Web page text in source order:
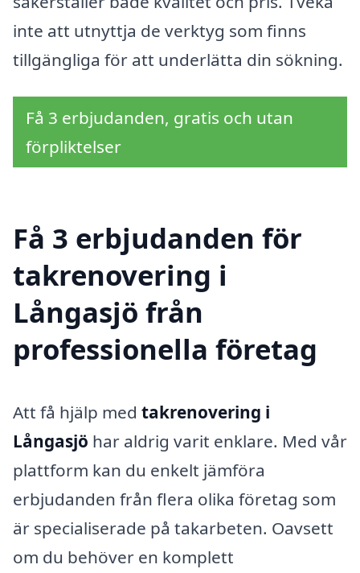
inte att utnyttja de verktyg som finns
tillgängliga för att underlätta din sökning.
Få 3 erbjudanden, gratis och utan
förpliktelser
Få 3 erbjudanden för
takrenovering i
Långasjö från
professionella företag
Att få hjälp med takrenovering i
Långasjö har aldrig varit enklare. Med vår
plattform kan du enkelt jämföra
erbjudanden från flera olika företag som
är specialiserade på takarbeten. Oavsett
om du behöver en komplett